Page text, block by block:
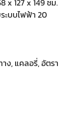
x 127 x 149 ชม.
ะบบไฟฟ้า 20
าง, แคลอรี่, อัตรา